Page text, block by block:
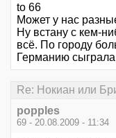
to 66
Может у нас
Ну встану с кем-
всё. По городу
Германию
Re: Нокиан или
popples
69 - 20.08.2009 - 11:34